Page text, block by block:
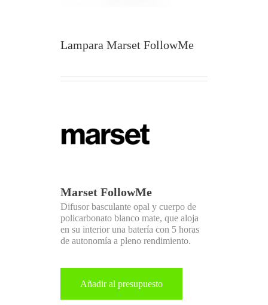
Lampara Marset FollowMe
Marset FollowMe
Difusor basculante opal y cuerpo de
policarbonato blanco mate, que aloja
en su interior una batería con 5 horas
de autonomía a pleno rendimiento.
Añadir al presupuesto